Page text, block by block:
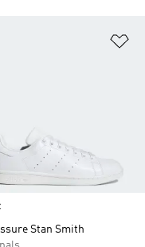
la Liste de produits
Stan Smith